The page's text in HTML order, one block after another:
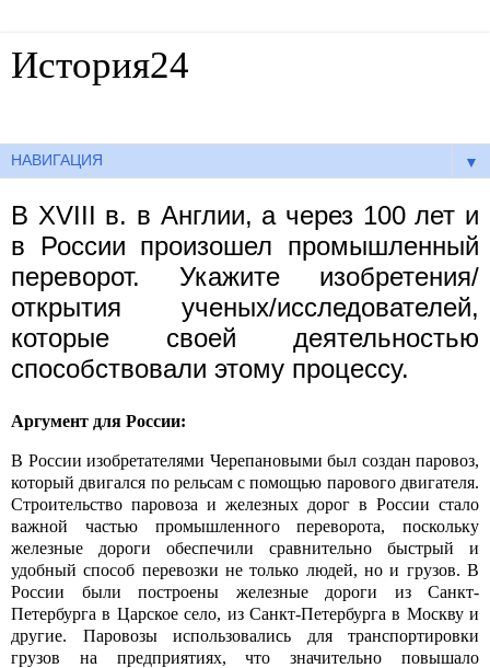
История24
▼
В XVIII в. в Англии, а через 100 лет и
в России произошел промышленный
переворот. Укажите изобретения/
открытия ученых/исследователей,
которые своей деятельностью
способствовали этому процессу.
Аргумент для России:
В России изобретателями Черепановыми был создан паровоз,
который двигался по рельсам с помощью парового двигателя.
Строительство паровоза и железных дорог в России стало
важной частью промышленного переворота, поскольку
железные дороги обеспечили сравнительно быстрый и
удобный способ перевозки не только людей, но и грузов. В
России были построены железные дороги из Санкт-
Петербурга в Царское село, из Санкт-Петербурга в Москву и
другие. Паровозы использовались для транспортировки
грузов на предприятиях, что значительно повышало